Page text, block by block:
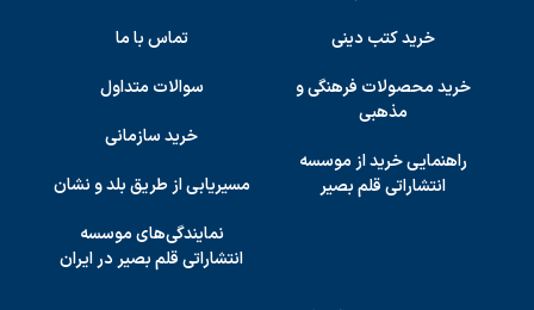
خرید کتب دینی
خرید محصولات فرهنگی و
مذهبی
راهنمایی خرید از موسسه
انتشاراتی قلم بصیر
تماس با ما
سوالات متداول
خرید سازمانی
مسیریابی از طریق بلد و نشان
نمایندگی‌های موسسه
انتشاراتی قلم بصیر در ایران